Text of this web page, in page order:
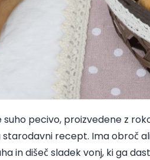
pecivo, proizvedene z
starodavni recept. Ima obroč
in dišeč sladek vonj, ki ga